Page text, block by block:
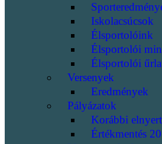
Iskolacsúcsok
Élsportolóink
Élsportolói
Élsportolói
Versenyek
Eredmények
Pályázatok
Korábbi
Értékmentés